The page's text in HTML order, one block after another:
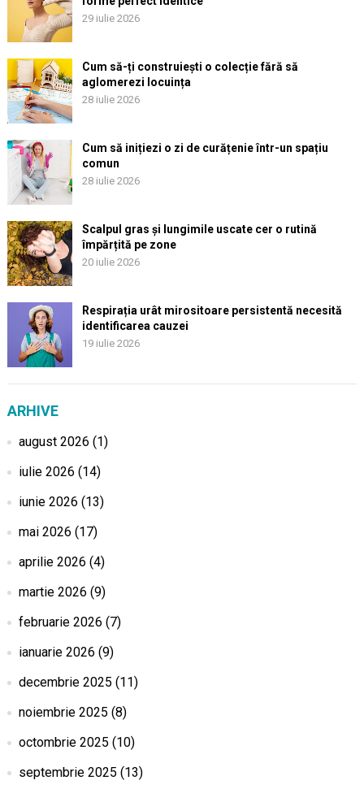
29 iulie 2026
Cum să-ți construiești o colecție fără să
aglomerezi locuința
28 iulie 2026
Cum să inițiezi o zi de curățenie într-un spațiu
comun
28 iulie 2026
Scalpul gras și lungimile uscate cer o rutină
împărțită pe zone
20 iulie 2026
Respirația urât mirositoare persistentă necesită
identificarea cauzei
19 iulie 2026
ARHIVE
august 2026 (1)
iulie 2026 (14)
iunie 2026 (13)
mai 2026 (17)
aprilie 2026 (4)
martie 2026 (9)
februarie 2026 (7)
ianuarie 2026 (9)
decembrie 2025 (11)
noiembrie 2025 (8)
octombrie 2025 (10)
septembrie 2025 (13)